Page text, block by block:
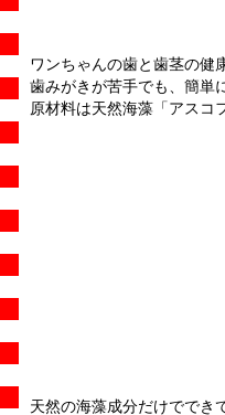
ワンちゃんの歯と歯茎の健
歯みがきが苦手でも、簡単
原材料は天然海藻「アスコ
天然の海藻成分だけででき